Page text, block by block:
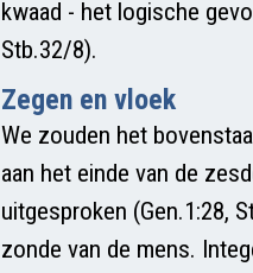
kwaad - het logische
Stb.32/8).
Zegen en vloek
We zouden het
aan het einde van de
uitgesproken (Gen.1:28,
zonde van de mens.